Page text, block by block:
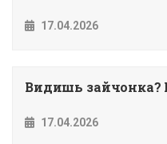
17.04.2026
Видишь зайчонка?
17.04.2026